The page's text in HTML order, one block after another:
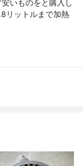
いものをと購入し
リットルまで加熱